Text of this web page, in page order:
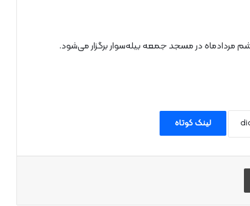
مردادماه در مسجد جمعه بیله‌سوار برگزار می‌شود.
لینک کوتاه
چاپ